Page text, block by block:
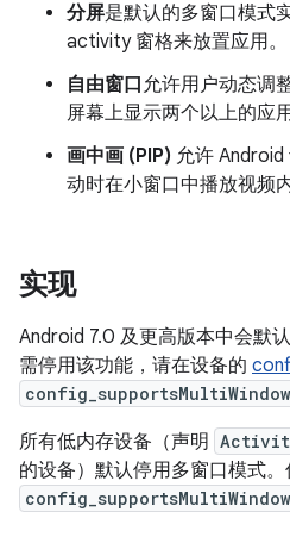
分屏是默认的多窗口模式
activity 窗格来放置应用。
自由窗口 允许用户动态调
屏幕上显示两个以上的应用
画中画 (PIP) 允许
动时在小窗口中播放视频内
实现
Android 7.0 及更高版本中会默
需停用该功能，请在设备的
config_supportsMultiWindow
所有低内存设备（声明
的设备）默认停用多窗口模式
config_supportsMultiWindow